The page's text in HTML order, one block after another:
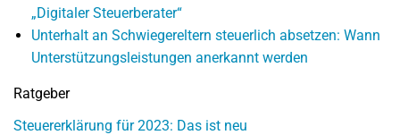
„Digitaler Steuerberater“
Unterhalt an Schwiegereltern steuerlich absetzen: Wann
Unterstützungsleistungen anerkannt werden
Ratgeber
Steuererklärung für 2023: Das ist neu